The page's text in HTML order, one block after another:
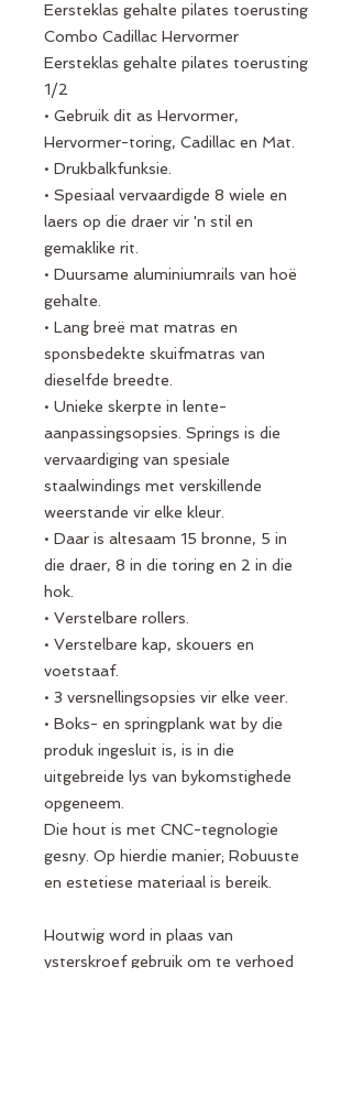
Eersteklas gehalte pilates toerusting
Combo Cadillac Hervormer
Eersteklas gehalte pilates toerusting
1/2
• Gebruik dit as Hervormer,
Hervormer-toring, Cadillac en Mat.
• Drukbalkfunksie.
• Spesiaal vervaardigde 8 wiele en
laers op die draer vir 'n stil en
gemaklike rit.
• Duursame aluminiumrails van hoë
gehalte.
• Lang breë mat matras en
sponsbedekte skuifmatras van
dieselfde breedte.
• Unieke skerpte in lente-
aanpassingsopsies. Springs is die
vervaardiging van spesiale
staalwindings met verskillende
weerstande vir elke kleur.
• Daar is altesaam 15 bronne, 5 in
die draer, 8 in die toring en 2 in die
hok.
• Verstelbare rollers.
• Verstelbare kap, skouers en
voetstaaf.
• 3 versnellingsopsies vir elke veer.
• Boks- en springplank wat by die
produk ingesluit is, is in die
uitgebreide lys van bykomstighede
opgeneem.
Die hout is met CNC-tegnologie
gesny. Op hierdie manier; Robuuste
en estetiese materiaal is bereik.
Houtwig word in plaas van
ysterskroef gebruik om te verhoed